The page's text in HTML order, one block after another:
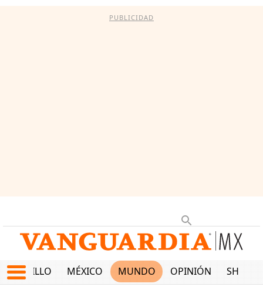
PUBLICIDAD
SALTILLO MÉXICO MUNDO OPINIÓN SHOW